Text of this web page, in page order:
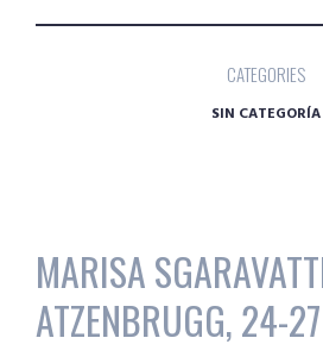
CATEGORIES
SIN CATEGORÍA
MARISA
ATZENBRUGG, 24-